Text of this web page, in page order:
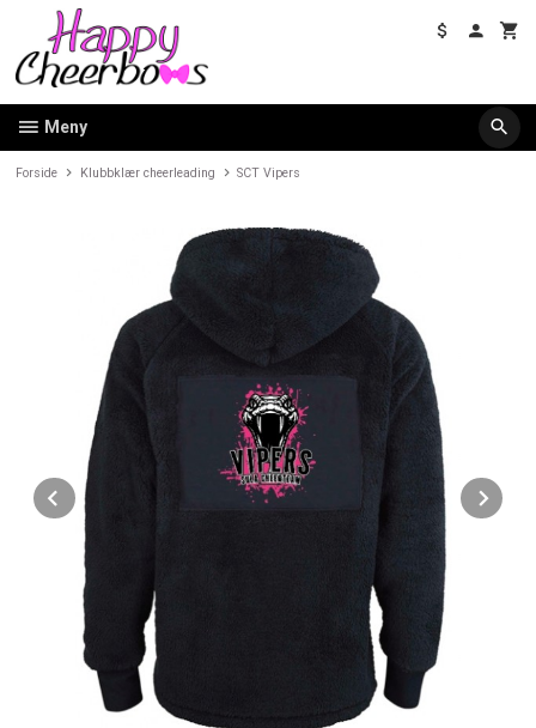
innholdet
Meny
Forside Klubbklær cheerleading SCT Vipers
Prev